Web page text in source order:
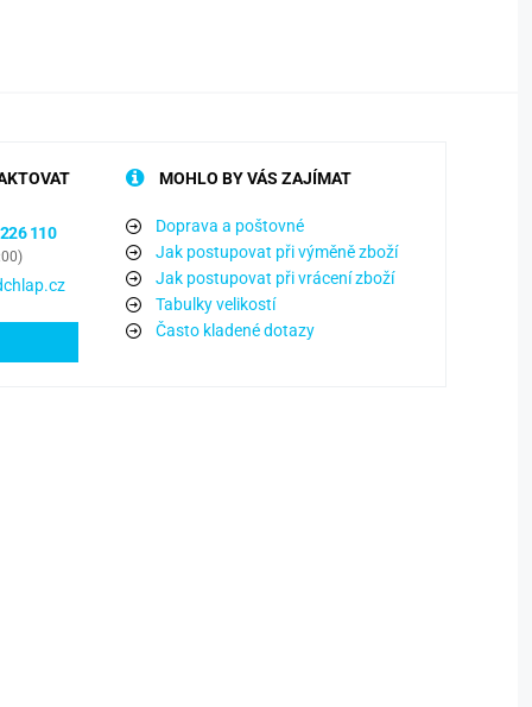
110
MOHLO BY VÁS ZAJÍMAT
Doprava a poštovné
Jak postupovat při výměně zboží
Jak postupovat při vrácení zboží
Tabulky velikostí
Často kladené dotazy